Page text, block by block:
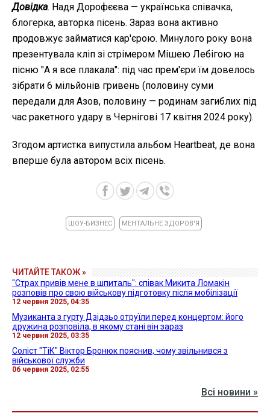
Довідка. Надя Дорофєєва — українська співачка,
блогерка, авторка пісень. Зараз вона активно
продовжує займатися кар'єрою. Минулого року вона
презентувала кліп зі стрімером Мішею Лебігою на
пісню "А я все плакала": під час прем'єри їм довелось
зібрати 6 мільйонів гривень (половину суми
передали для Азов, половину — родинам загиблих під
час ракетного удару в Чернігові 17 квітня 2024 року).
Згодом артистка випустила альбом Heartbeat, де вона
вперше була автором всіх пісень.
ШОУ-БИЗНЕС МЕНТАЛЬНЕ ЗДОРОВ'Я
ЧИТАЙТЕ ТАКОЖ »
"Страх привів мене в шпиталь": співак Микита Ломакін
розповів про свою військову підготовку після мобілізації
12 червня 2025, 04:35
Музиканта з гурту Дзідзьо отруїли перед концертом: його
дружина розповіла, в якому стані він зараз
12 червня 2025, 03:35
Соліст "ТіК" Віктор Бронюк пояснив, чому звільнився з
військової служби
06 червня 2025, 02:55
Всі новини »